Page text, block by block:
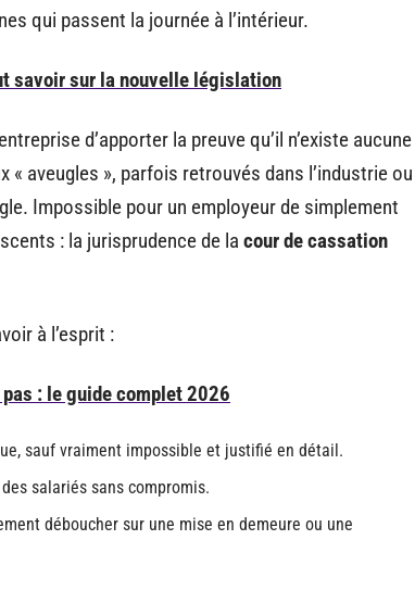
qui passent la journée à l’intérieur.
savoir sur la nouvelle législation
d’apporter la preuve qu’il n’existe aucune
aveugles », parfois retrouvés dans l’industrie ou
Impossible pour un employeur de simplement
: la jurisprudence de la cour de cassation
à l’esprit :
: le guide complet 2026
sauf vraiment impossible et justifié en détail.
des salariés sans compromis.
déboucher sur une mise en demeure ou une